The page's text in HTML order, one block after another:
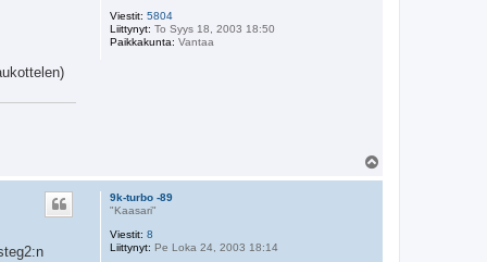
Viestit: 5804
Liittynyt: To Syys 18, 2003 18:50
Paikkakunta: Vantaa
9k-turbo -89
"Kaasari"
Viestit: 8
Liittynyt: Pe Loka 24, 2003 18:14